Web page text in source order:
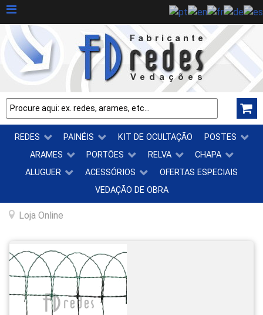
REDES PAINÉIS KIT DE OCULTAÇÃO
POSTES
ARAMES
PORTÕES RELVA
CHAPA
ALUGUER
ACESSÓRIOS
OFERTAS ESPECIAIS
VEDAÇÃO DE OBRA
Loja Online